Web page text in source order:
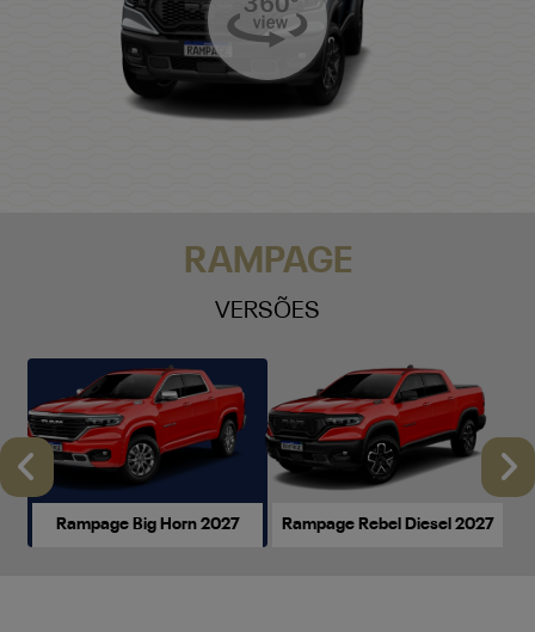
Rampage Big Horn 2027 Rampage Rebel Diesel 2027
Anterior
Rampage Big Horn 2027